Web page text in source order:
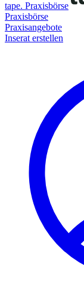
tape. Praxisbörse
Praxisbörse
Praxisangebote
Inserat erstellen